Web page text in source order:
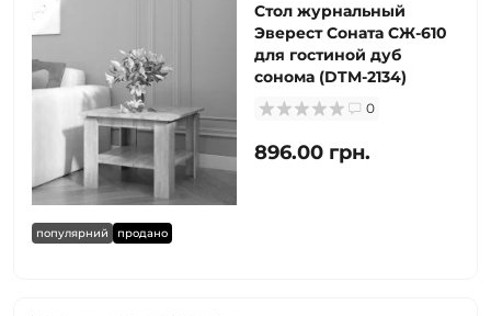
популярний продано
Стол журнальный
Эверест Соната СЖ-610
для гостиной дуб
сонома (DTM-2134)
0
896.00 грн.